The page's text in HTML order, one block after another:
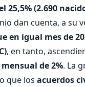
25,5% (2.690
dan cuenta, a su
en igual mes de
, en tanto,
de 2%. La
que los acuerdos